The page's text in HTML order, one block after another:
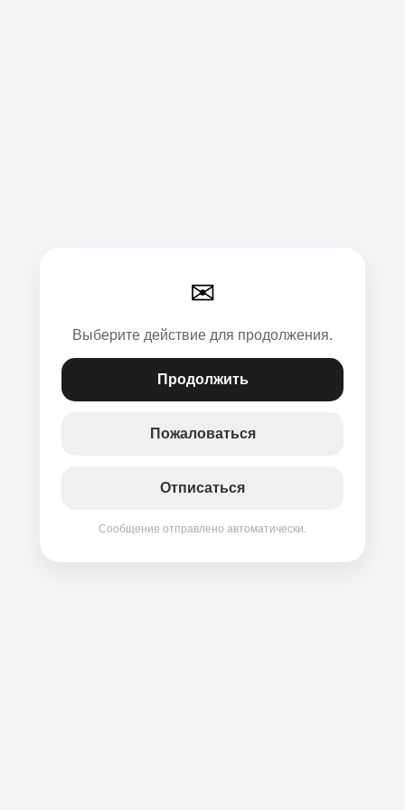
✉
Выберите действие для продолжения.
Продолжить
Пожаловаться
Отписаться
Сообщение отправлено автоматически.